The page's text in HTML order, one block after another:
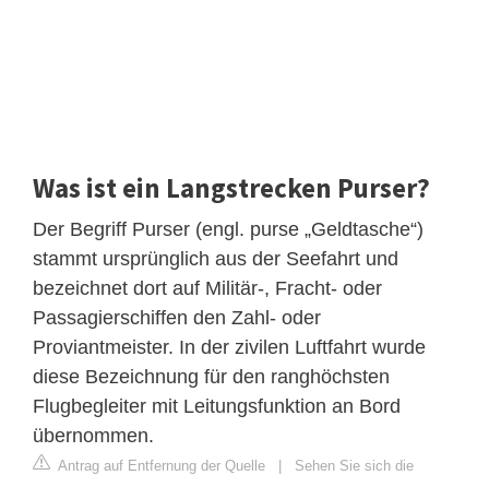
Was ist ein Langstrecken Purser?
Der Begriff Purser (engl. purse „Geldtasche“)
stammt ursprünglich aus der Seefahrt und
bezeichnet dort auf Militär-, Fracht- oder
Passagierschiffen den Zahl- oder
Proviantmeister. In der zivilen Luftfahrt wurde
diese Bezeichnung für den ranghöchsten
Flugbegleiter mit Leitungsfunktion an Bord
übernommen.
Antrag auf Entfernung der Quelle | Sehen Sie sich die